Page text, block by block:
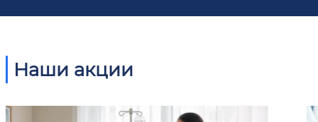
Наши акции